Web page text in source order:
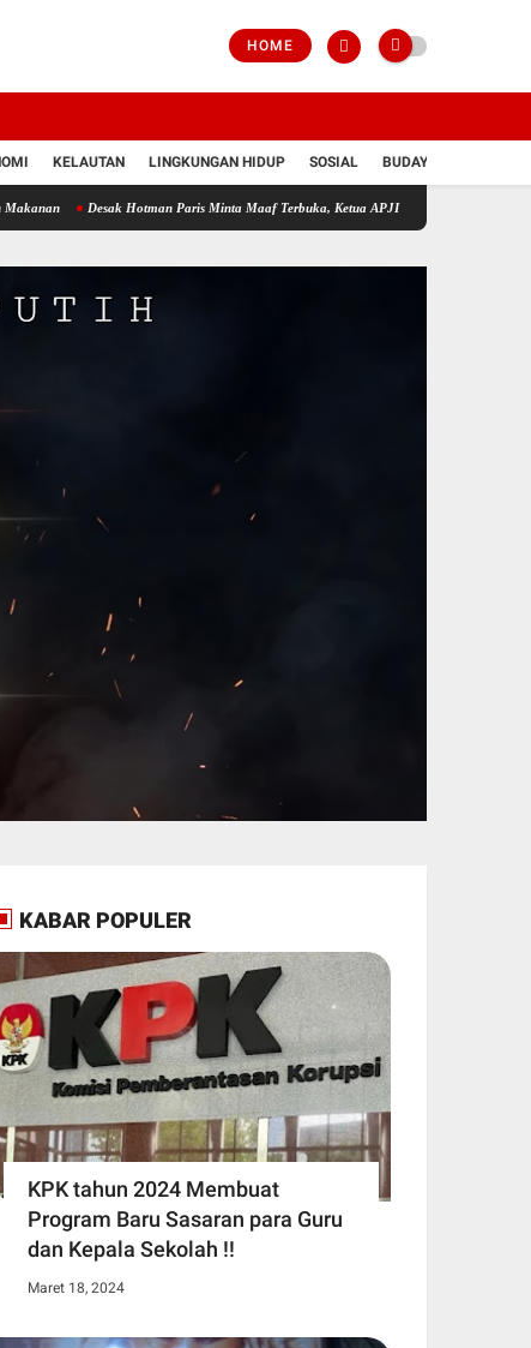
HOME
KELAUTAN LINGKUNGAN HIDUP SOSIAL BUDAYA
Desak Hotman Paris Minta Maaf Terbuka, Ketua APJI Dani Silalahi: Jangan Rendahkan
KABAR POPULER
KPK tahun 2024 Membuat
Program Baru Sasaran para Guru
dan Kepala Sekolah !!
Maret 18, 2024